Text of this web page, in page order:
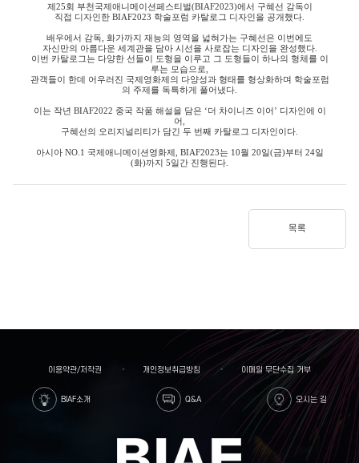
제25회 부천국제애니메이션페스티벌(BIAF2023)에서 구혜선 감독이
직접 디자인한 BIAF2023 학술포럼 카탈로그 디자인을 공개했다
배우에서 감독
화가까지 재능의 영역을 넓혀가는 구혜선은 이번에도
자신만의 아름다운 세계관을 담아 시선을 사로잡는 디자인을 완성했다.
이번 카탈로그는 다양한 선들이 도형을 이루고 그 도형들이 하나의 형체를 이
루는 모습으로
관객들이 한데 어우러진 국제영화제의 다양성과 형태를 형상화하며 학술포럼
의 주제를 독특하게 풀어냈다
이는 작년 BIAF2022 중국 작품 해설을 담은 ‘더 차이니즈 이어’ 디자인에 이
어
구혜선의 오리지널리티가 담긴 두 번째 카탈로그 디자인이다
아시아 NO.1 국제애니메이션영화제 , BIAF2023는 10월 20일(금)부터 24일
(화)까지 5일간 진행된다
목록
이용약관/저작권 개인정보취급방침 이메일 무단수집 거부
BIAF소개 Q&A 오시는 길